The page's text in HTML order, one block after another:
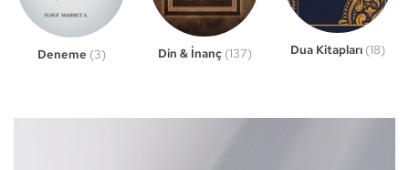
Deneme (3) Din & İnanç (137) Dua Kitapları (18)